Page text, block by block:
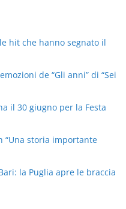
hit che hanno segnato il
de “Gli anni” di “Sei
il 30 giugno per la Festa
“Una storia importante
la Puglia apre le braccia